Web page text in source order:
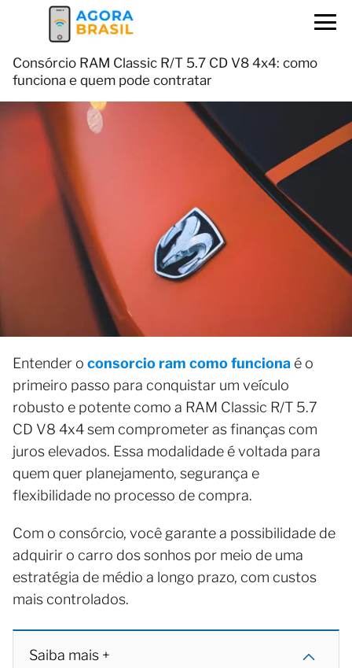
Consórcio RAM Classic R/T 5.7 CD V8 4x4: como
funciona e quem pode contratar
Entender o consorcio ram como funciona é o
primeiro passo para conquistar um veículo
robusto e potente como a RAM Classic R/T 5.7
CD V8 4x4 sem comprometer as finanças com
juros elevados. Essa modalidade é voltada para
quem quer planejamento, segurança e
flexibilidade no processo de compra.
Com o consórcio, você garante a possibilidade de
adquirir o carro dos sonhos por meio de uma
estratégia de médio a longo prazo, com custos
mais controlados.
Saiba mais +